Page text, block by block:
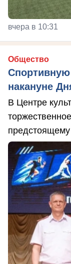
вчера в 10:31
Общество
накануне
В Центре